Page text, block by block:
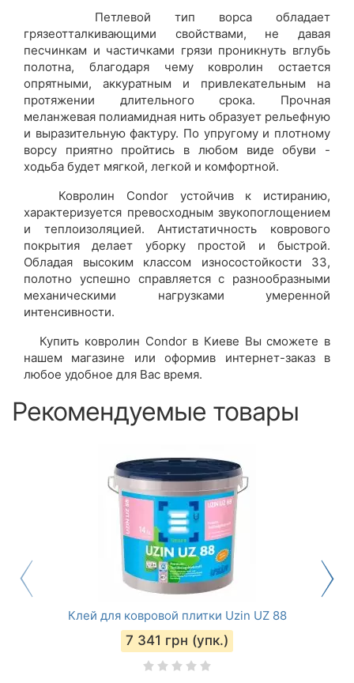
Петлевой тип ворса обладает
грязеотталкивающими свойствами, не давая
песчинкам и частичками грязи проникнуть вглубь
полотна, благодаря чему ковролин остается
опрятными, аккуратным и привлекательным на
протяжении длительного срока. Прочная
меланжевая полиамидная нить образует рельефную
и выразительную фактуру. По упругому и плотному
ворсу приятно пройтись в любом виде обуви -
ходьба будет мягкой, легкой и комфортной.
Ковролин Condor устойчив к истиранию,
характеризуется превосходным звукопоглощением
и теплоизоляцией. Антистатичность коврового
покрытия делает уборку простой и быстрой.
Обладая высоким классом износостойкости 33,
полотно успешно справляется с разнообразными
механическими нагрузками умеренной
интенсивности.
Купить ковролин Condor в Киеве Вы сможете в
нашем магазине или оформив интернет-заказ в
любое удобное для Вас время.
Рекомендуемые товары
Клей для ковровой плитки Uzin UZ 88
7 341 грн (упк.)